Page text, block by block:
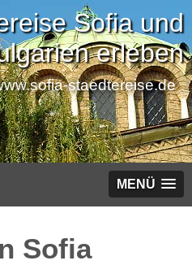
Sofia und
erleben
staedtereise.de
MENÜ
Sofia